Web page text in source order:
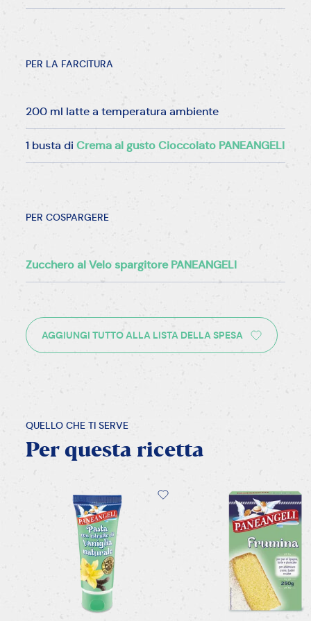
PER LA FARCITURA
200 ml latte a temperatura ambiente
1 busta diCrema al gusto Cioccolato PANEANGELI
PER COSPARGERE
Zucchero al Velo spargitore PANEANGELI
AGGIUNGI TUTTO ALLA LISTA DELLA SPESA
QUELLO CHE TI SERVE
Per questa ricetta